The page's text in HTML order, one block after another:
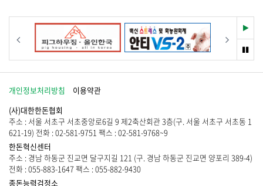
재
생
멈
춤
개인정보처리방침
이용약관
(사)대한한돈협회
주소 : 서울 서초구 서초중앙로6길 9 제2축산회관 3층(구. 서울 서초구 서초동 1
621-19) 전화 : 02-581-9751 팩스 : 02-581-9768~9
한돈혁신센터
주소 : 경남 하동군 진교면 달구지길 121 (구. 경남 하동군 진교면 양포리 389-4)
전화 : 055-883-1647 팩스 : 055-882-9430
종돈능력검정소